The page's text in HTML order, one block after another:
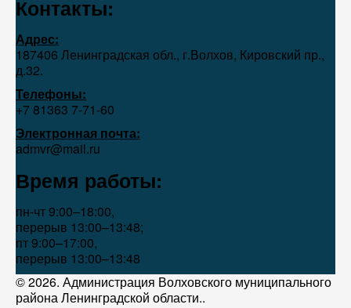
Контакты:
Адрес:
187406 Ленинградская обл., г.Волхов, Кировский пр.,
д.32.
Телефоны:
+7 81363 7‑71-60
Электронная почта:
admvr@mail.ru
Время работы:
пн-чт 9:00–18:00,
перерыв 13:00–13:48;
пт 9:00–17:00,
перерыв 13:00–13:48
© 2026. Администрация Волховского муниципального
района Ленинградской области..